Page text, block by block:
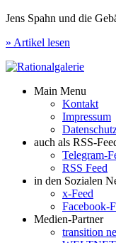
Jens Spahn und die
» Artikel lesen
Main Menu
Kontakt
Impressum
auch als RSS-
Telegram-
RSS Feed
in den Sozialen
x-Feed
Facebook-
Medien-Partner
transition